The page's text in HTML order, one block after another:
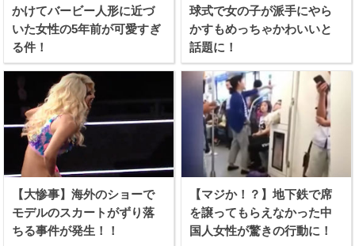
かけてバービー人形に近づ
いた女性の5年前が可愛すぎ
る件！
球式で女の子が派手にやら
かすもめっちゃかわいいと
話題に！
【大惨事】海外のショーで
モデルのスカートがずり落
ちる事件が発生！！
【マジか！？】地下鉄で席
を譲ってもらえなかった中
国人女性が驚きの行動に！